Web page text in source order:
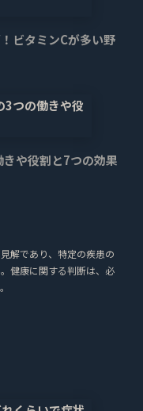
ビタミンCが多い野
や役割と7つの効果
解であり、特定の疾患の
健康に関する判断は、必